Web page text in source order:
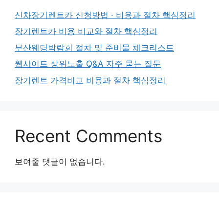
신차장기렌트카 신청방법 · 비용과 절차 핵심정리
장기렌트카 비용 비교와 절차 핵심정리
부산웨딩박람회 절차 및 준비물 체크리스트
웹사이트 상위노출 Q&A 자주 묻는 질문
장기렌트 가격비교 비용과 절차 핵심정리
Recent Comments
보여줄 댓글이 없습니다.